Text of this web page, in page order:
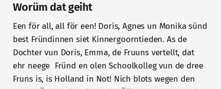
Worüm dat geiht
Een för all, all för een! Doris, Agnes un Monika sünd
best Fründinnen siet Kinnergoorntieden. As de
Dochter vun Doris, Emma, de Fruuns vertellt, dat
ehr neege Fründ en olen Schoolkolleg vun de dree
Fruns is, is Holland in Not! Nich blots wegen den